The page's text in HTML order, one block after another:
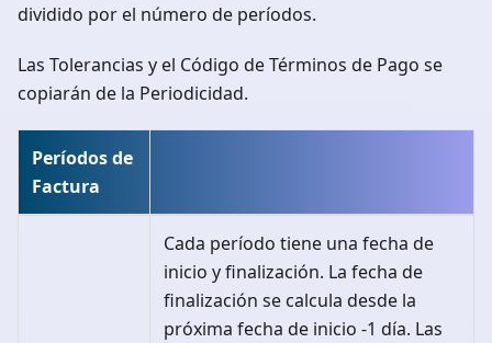
dividido por el número de períodos.
Las Tolerancias y el Código de Términos de Pago se
copiarán de la Periodicidad.
Períodos de
Factura
Cada período tiene una fecha de
inicio y finalización. La fecha de
finalización se calcula desde la
próxima fecha de inicio -1 día. Las